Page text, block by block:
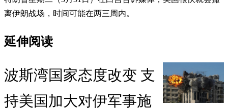
离伊朗战场，时间可能在两三周内。
延伸阅读
波斯湾国家态度改变 支
持美国加大对伊军事施